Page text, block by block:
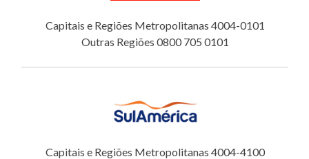
Capitais e Regiões Metropolitanas 4004-0101
Outras Regiões 0800 705 0101
Capitais e Regiões Metropolitanas 4004-4100